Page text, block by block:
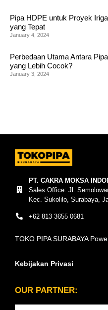
Pipa HDPE untuk Proyek
yang Tepat
January 4, 2024
Perbedaan Utama Antara
yang Lebih Cocok?
January 3, 2024
PT. CAKRA MOKSA
Sales Office: Jl.
Kec. Sukolilo, Surabaya,
+62 813 3655 0681
TOKO PIPA SURABAYA
Kebijakan Privasi
OUR PARTNER: